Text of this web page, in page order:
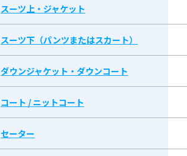
スーツ上・ジャケット
スーツ下（パンツまたはスカート）
ダウンジャケット・ダウンコート
コート / ニットコート
セーター